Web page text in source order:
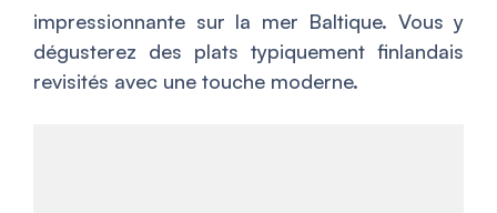
impressionnante sur la mer Baltique. Vous y
dégusterez des plats typiquement finlandais
revisités avec une touche moderne.